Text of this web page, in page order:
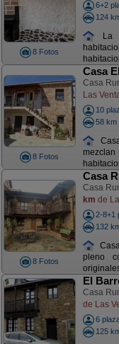
8 Fotos
6+2
124
La
8 Fotos
Casa
Casa
Las
10
58 km
8 Fotos
Casa
Casa
km de
2-8+1
132
pleno
El
Casa
de Las
6
125